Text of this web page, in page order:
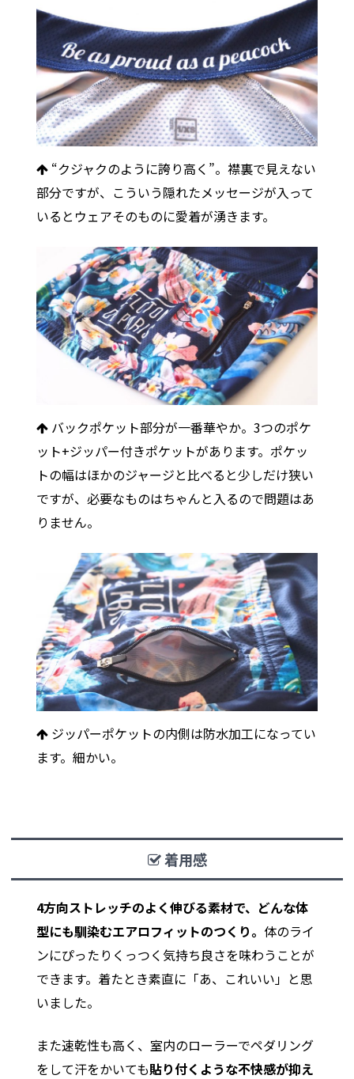
“クジャクのように誇り高く”。襟裏で見えない
部分ですが、こういう隠れたメッセージが入って
いるとウェアそのものに愛着が湧きます。
バックポケット部分が一番華やか。3つのポケ
ット+ジッパー付きポケットがあります。ポケッ
トの幅はほかのジャージと比べると少しだけ狭い
ですが、必要なものはちゃんと入るので問題はあ
りません。
ジッパーポケットの内側は防水加工になってい
ます。細かい。
着用感
4方向ストレッチのよく伸びる素材で、 どんな体
型にも馴染むエアロフィットのつくり。 体のライ
ンにぴったりくっつく気持ち良さを味わうことが
できます。着たとき素直に「あ、これいい」と思
いました。
また速乾性も高く、室内のローラーでペダリング
をして汗をかいても貼り付くような不快感が抑え